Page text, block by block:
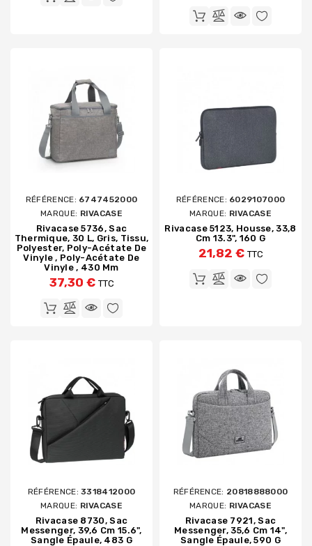
RÉFÉRENCE: 6747452000
MARQUE: RIVACASE
Rivacase 5736, Sac
Thermique, 30 L, Gris, Tissu,
Polyester, Poly-Acétate De
Vinyle , Poly-Acétate De
Vinyle , 430 Mm
37,30 € TTC
RÉFÉRENCE: 6029107000
MARQUE: RIVACASE
Rivacase 5123, Housse, 33,8
Cm 13.3", 160 G
21,82 € TTC
RÉFÉRENCE:3318412000
MARQUE: RIVACASE
Rivacase 8730, Sac
Messenger, 39,6 Cm 15.6",
Sangle Épaule, 483 G
RÉFÉRENCE: 20818888000
MARQUE: RIVACASE
Rivacase 7921, Sac
Messenger, 35,6 Cm 14",
Sangle Épaule, 590 G